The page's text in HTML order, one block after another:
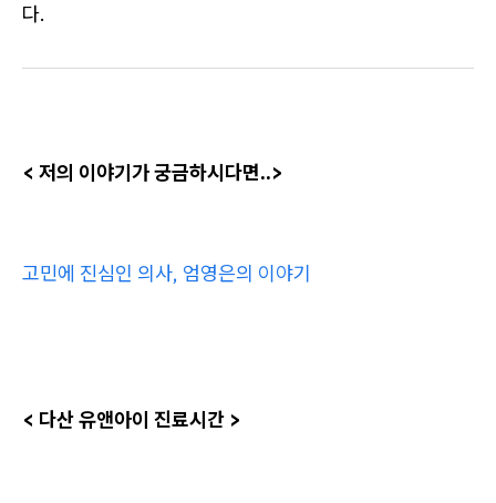
다.
< 저의 이야기가 궁금하시다면..>
고민에 진심인 의사, 엄영은의 이야기
< 다산 유앤아이 진료시간 >